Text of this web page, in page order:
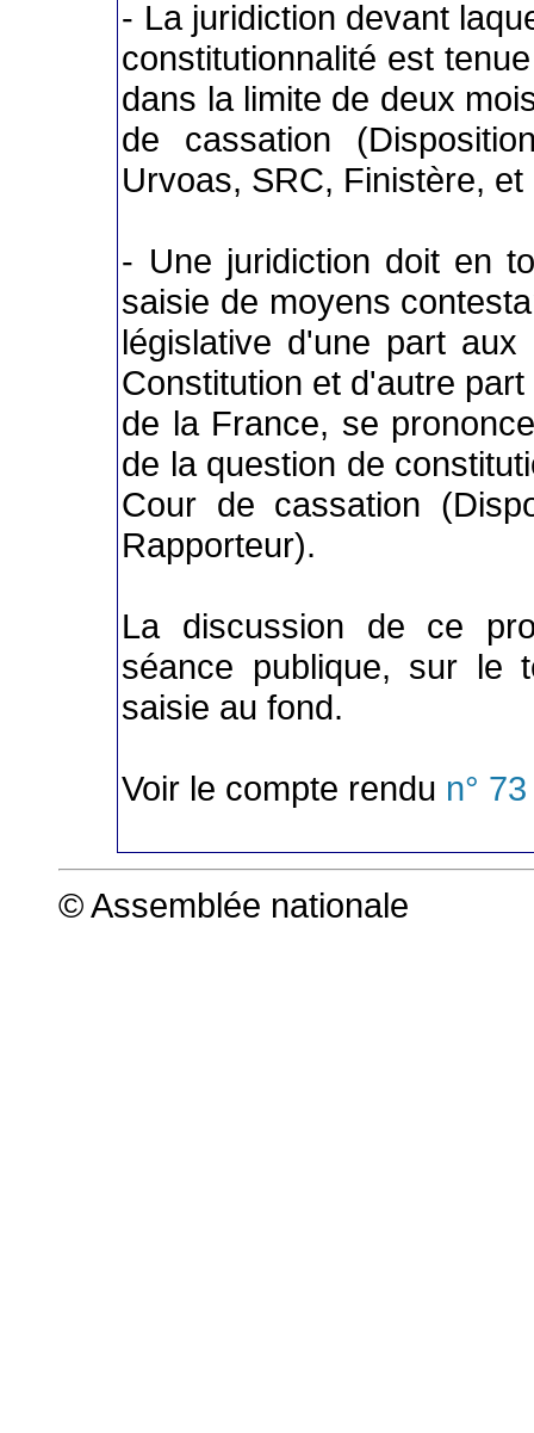
- La juridiction devant
constitutionnalité est
dans la limite de deux
de cassation
Urvoas, SRC, Finistère,
- Une juridiction doit en
saisie de moyens
législative d'une part
Constitution et d'autre
de la France, se
de la question de
Cour de cassation
Rapporteur).
La discussion de ce
séance publique, sur le
saisie au fond.
Voir le compte rendu n° 73
© Assemblée nationale